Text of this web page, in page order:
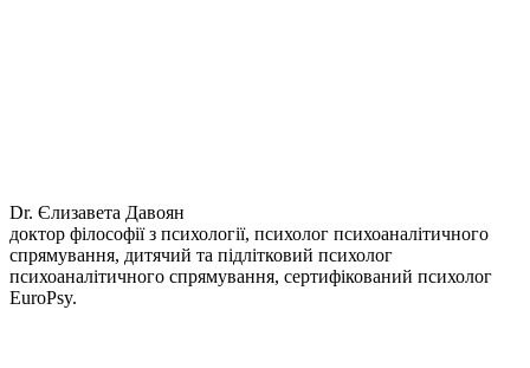
Dr. Єлизавета Давоян
доктор філософії з психології, психолог психоаналітичного
спрямування, дитячий та підлітковий психолог
психоаналітичного спрямування, сертифікований психолог
EuroPsy.